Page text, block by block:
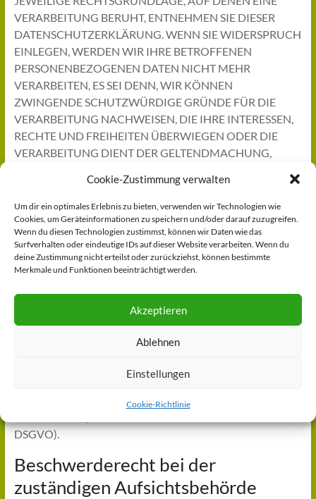
Cookie-Zustimmung verwalten
Um dir ein optimales Erlebnis zu bieten, verwenden wir Technologien wie
Cookies, um Geräteinformationen zu speichern und/oder darauf zuzugreifen.
Wenn du diesen Technologien zustimmst, können wir Daten wie das
Surfverhalten oder eindeutige IDs auf dieser Website verarbeiten. Wenn du
deine Zustimmung nicht erteilst oder zurückziehst, können bestimmte
Merkmale und Funktionen beeinträchtigt werden.
Akzeptieren
Ablehnen
Einstellungen
Cookie-Richtlinie
VERARBEITUNG BERUHT, ENTNEHMEN SIE DIESER
DATENSCHUTZERKLÄRUNG. WENN SIE WIDERSPRUCH
EINLEGEN, WERDEN WIR IHRE BETROFFENEN
PERSONENBEZOGENEN DATEN NICHT MEHR
VERARBEITEN, ES SEI DENN, WIR KÖNNEN
ZWINGENDE SCHUTZWÜRDIGE GRÜNDE FÜR DIE
VERARBEITUNG NACHWEISEN, DIE IHRE INTERESSEN,
RECHTE UND FREIHEITEN ÜBERWIEGEN ODER DIE
VERARBEITUNG DIENT DER GELTENDMACHUNG,
RECHTSANSPRÜCHEN (WIDERSPRUCH NACH ART. 21
ABS. 1 DSGVO).
WERDEN IHRE PERSONENBEZOGENEN DATEN
VERARBEITET, UM DIREKTWERBUNG ZU BETREIBEN,
SO HABEN SIE DAS RECHT, JEDERZEIT WIDERSPRUCH
PERSONENBEZOGENER DATEN ZUM ZWECKE
DERARTIGER WERBUNG EINZULEGEN; DIES GILT AUCH
DIREKTWERBUNG IN VERBINDUNG STEHT. WENN SIE
PERSONENBEZOGENEN DATEN ANSCHLIESSEND
NICHT MEHR ZUM ZWECKE DER DIREKTWERBUNG
DSGVO).
Beschwerde­recht bei der
zuständigen Aufsichts­behörde